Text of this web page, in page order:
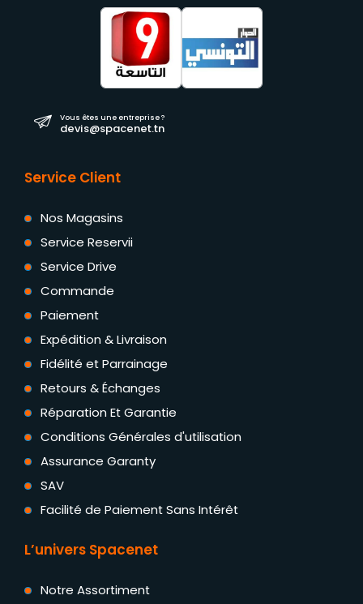
Vous êtes une entreprise ?
devis@spacenet.tn
Service Client
Nos Magasins
Service Reservii
Service Drive
Commande
Paiement
Expédition & Livraison
Fidélité et Parrainage
Retours & Échanges
Réparation Et Garantie
Conditions Générales d'utilisation
Assurance Garanty
SAV
Facilité de Paiement Sans Intérêt
L’univers Spacenet
Notre Assortiment